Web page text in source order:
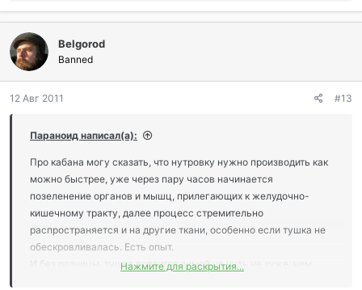
б
а
г
о
а
и
и
:
Belgorod
Banned
12 Авг 2011 #13
Параноид написал(а):
Про кабана могу сказать, что нутровку нужно производить как
можно быстрее, уже через пару часов начинается
позеленение органов и мышц, прилегающих к желудочно-
кишечному тракту, далее процесс стремительно
распространяется и на другие ткани, особенно если тушка не
обескровливалась. Есть опыт.
И без разницы, тушка портится зимой не чуть не хуже, чем
Нажмите для раскрытия...